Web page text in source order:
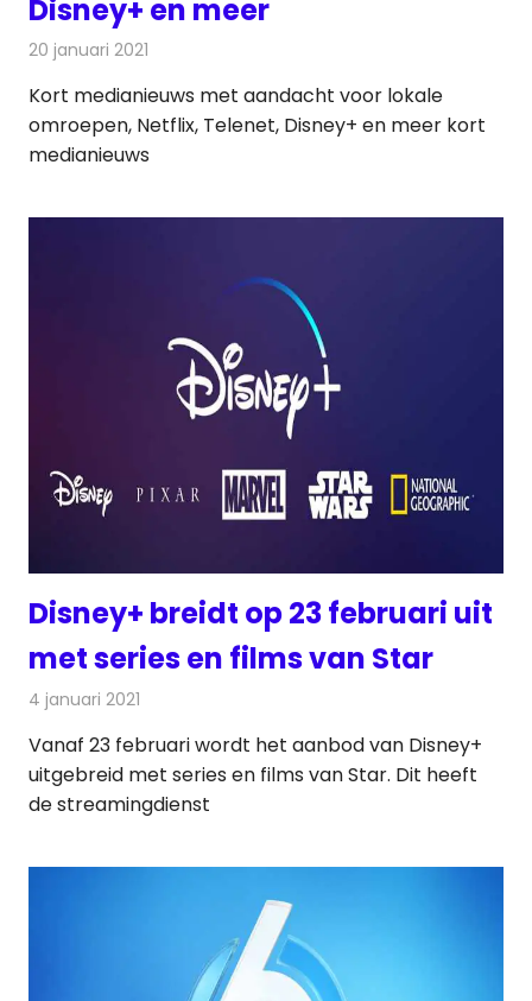
Disney+ en meer
20 januari 2021
Kort medianieuws met aandacht voor lokale
omroepen, Netflix, Telenet, Disney+ en meer kort
medianieuws
Disney+ breidt op 23 februari uit
met series en films van Star
4 januari 2021
Vanaf 23 februari wordt het aanbod van Disney+
uitgebreid met series en films van Star. Dit heeft
de streamingdienst